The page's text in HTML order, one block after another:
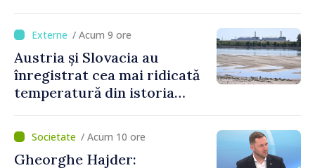
mari pentru bănci, tutun și
jocurile de noroc
/ Acum 9 ore
Austria și Slovacia au
înregistrat cea mai ridicată
temperatură din istoria
/ Acum 10 ore
Gheorghe Hajder: